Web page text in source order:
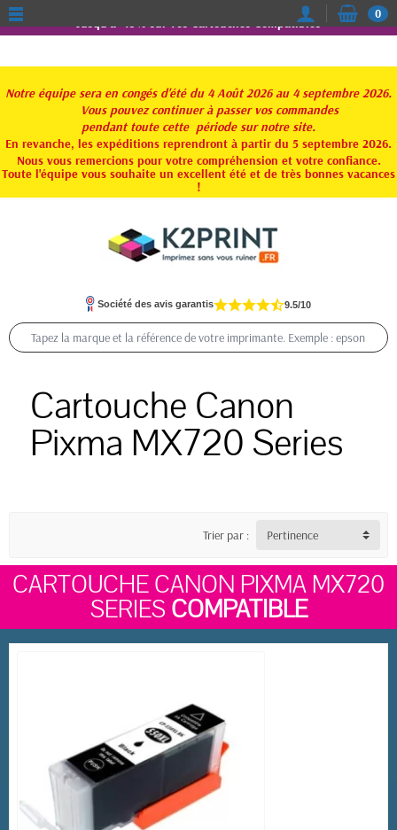
Jusqu'à -15% sur vos Cartouches Compatibles
Notre équipe sera en congés d'été du 4 Août 2026 au 4 septembre 2026.
Vous pouvez continuer à passer vos commandes
pendant toute cette période sur notre site.
En revanche, les expéditions reprendront à partir du 5 septembre 2026.
Nous vous remercions pour votre compréhension et votre confiance.
Toute l'équipe vous souhaite un excellent été et de très bonnes vacances
!
0
Société des avis garantis 9.5/10
Cartouche Canon
Pixma MX720 Series
Trier par : Pertinence
CARTOUCHE CANON PIXMA MX720
SERIES COMPATIBLE